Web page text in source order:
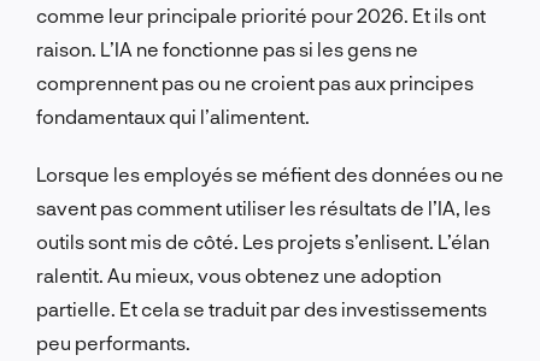
comme leur principale priorité pour 2026. Et ils ont
raison. L’IA ne fonctionne pas si les gens ne
comprennent pas ou ne croient pas aux principes
fondamentaux qui l’alimentent.
Lorsque les employés se méfient des données ou ne
savent pas comment utiliser les résultats de l’IA, les
outils sont mis de côté. Les projets s’enlisent. L’élan
ralentit. Au mieux, vous obtenez une adoption
partielle. Et cela se traduit par des investissements
peu performants.